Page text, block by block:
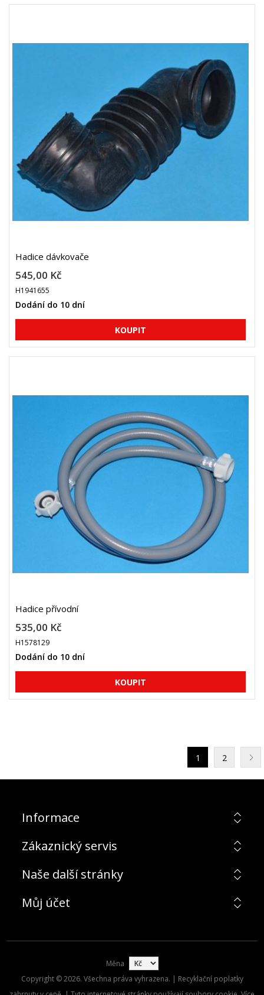
Hadice dávkovače
545,00 Kč
H1941655
Dodání do 10 dní
Hadice přívodní
535,00 Kč
H1578129
Dodání do 10 dní
1 2
Informace
Zákaznický servis
Naše další stránky
Můj účet
Měna
Copyright © 2026. Všechna práva vyhrazena. | Recyklační poplatky